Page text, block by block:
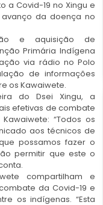
a Covid-19 no Xingu e
da doença no
e aquisição de
Primária Indígena
via rádio no Polo
de informações
os Kawaiwete.
do Dsei Xingu, a
efetivas de combate
“Todos os
aos técnicos de
possamos fazer o
permitir que este o
compartilham e
da Covid-19 e
os indígenas. “Esta